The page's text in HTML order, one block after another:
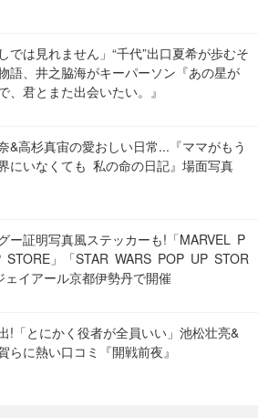
では見れません」“千代”出口夏希が歩むそ
語、井之脇海がキーパーソン『あの星が
、君とまた出会いたい。』
&高杉真宙の愛おしい日常...『ママがもう
にいなくても 私の命の日記』場面写真
ー証明写真風ステッカーも!「MARVEL P
STORE」「STAR WARS POP UP STOR
ェイアール京都伊勢丹で開催
!「とにかく役者が全員いい」池松壮亮&
らに熱い口コミ『開戦前夜』